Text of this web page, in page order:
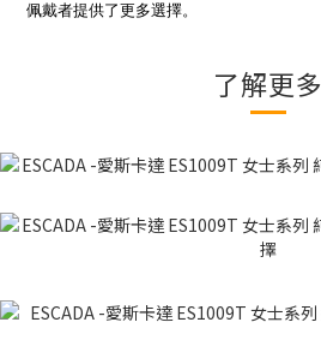
佩戴者提供了更多選擇。
了解更多